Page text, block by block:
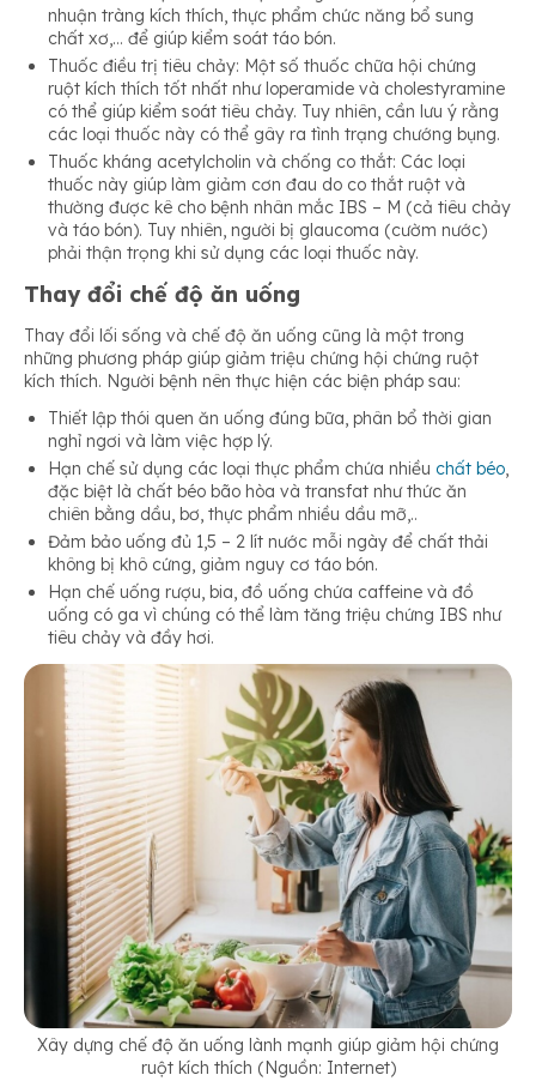
nhuận tràng kích thích, thực phẩm chức năng bổ sung
chất xơ,… để giúp kiểm soát táo bón.
Thuốc điều trị tiêu chảy: Một số thuốc chữa hội chứng
ruột kích thích tốt nhất như loperamide và cholestyramine
có thể giúp kiểm soát tiêu chảy. Tuy nhiên, cần lưu ý rằng
các loại thuốc này có thể gây ra tình trạng chướng bụng.
Thuốc kháng acetylcholin và chống co thắt: Các loại
thuốc này giúp làm giảm cơn đau do co thắt ruột và
thường được kê cho bệnh nhân mắc IBS – M (cả tiêu chảy
và táo bón). Tuy nhiên, người bị glaucoma (cườm nước)
phải thận trọng khi sử dụng các loại thuốc này.
Thay đổi chế độ ăn uống
Thay đổi lối sống và chế độ ăn uống cũng là một trong
những phương pháp giúp giảm triệu chứng hội chứng ruột
kích thích. Người bệnh nên thực hiện các biện pháp sau:
Thiết lập thói quen ăn uống đúng bữa, phân bổ thời gian
nghỉ ngơi và làm việc hợp lý.
Hạn chế sử dụng các loại thực phẩm chứa nhiều chất béo,
đặc biệt là chất béo bão hòa và transfat như thức ăn
chiên bằng dầu, bơ, thực phẩm nhiều dầu mỡ,..
Đảm bảo uống đủ 1,5 – 2 lít nước mỗi ngày để chất thải
không bị khô cứng, giảm nguy cơ táo bón.
Hạn chế uống rượu, bia, đồ uống chứa caffeine và đồ
uống có ga vì chúng có thể làm tăng triệu chứng IBS như
tiêu chảy và đầy hơi.
Xây dựng chế độ ăn uống lành mạnh giúp giảm hội chứng
ruột kích thích (Nguồn: Internet)